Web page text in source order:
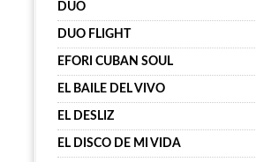
DUO
DUO FLIGHT
EFORI CUBAN SOUL
EL BAILE DEL VIVO
EL DESLIZ
EL DISCO DE MI VIDA